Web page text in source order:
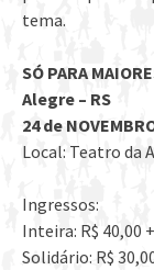
tema.
SÓ PARA
Alegre – RS
24 de
Local: Teatro da
Ingressos:
Inteira: R$ 40,00
Solidário: R$